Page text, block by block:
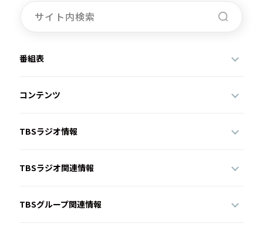
番組表
コンテンツ
TBSラジオ情報
TBSラジオ関連情報
TBSグループ関連情報